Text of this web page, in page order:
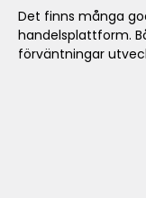
Det finns många
handelsplattform.
förväntningar